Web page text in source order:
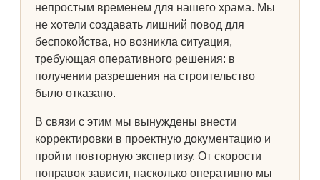
непростым временем для нашего храма. Мы
не хотели создавать лишний повод для
беспокойства, но возникла ситуация,
требующая оперативного решения: в
получении разрешения на строительство
было отказано.
В связи с этим мы вынуждены внести
корректировки в проектную документацию и
пройти повторную экспертизу. От скорости
поправок зависит, насколько оперативно мы